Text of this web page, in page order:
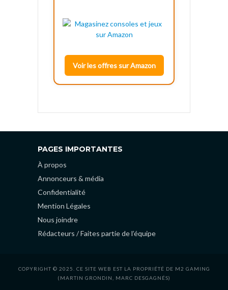
Voir les offres sur Amazon
PAGES IMPORTANTES
À propos
Annonceurs & média
Confidentialité
Mention Légales
Nous joindre
Rédacteurs / Faites partie de l’équipe
COPYRIGHT © 2025. CE SITE WEB EST LA PROPRIÉTÉ DE M2 GAMING
(MARTIN GRONDIN, MARC DESGAGNÉS)